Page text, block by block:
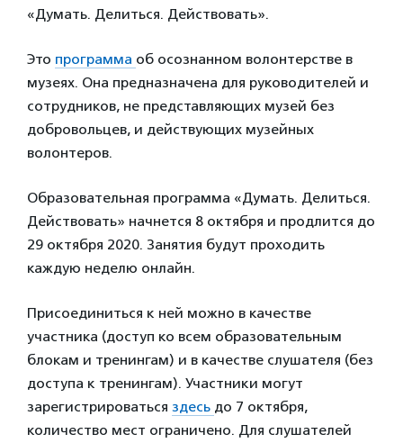
«Думать. Делиться. Действовать».
Это программа об осознанном волонтерстве в
музеях. Она предназначена для руководителей и
сотрудников, не представляющих музей без
добровольцев, и действующих музейных
волонтеров.
Образовательная программа «Думать. Делиться.
Действовать» начнется 8 октября и продлится до
29 октября 2020. Занятия будут проходить
каждую неделю онлайн.
Присоединиться к ней можно в качестве
участника (доступ ко всем образовательным
блокам и тренингам) и в качестве слушателя (без
доступа к тренингам). Участники могут
зарегистрироваться здесь до 7 октября,
количество мест ограничено. Для слушателей